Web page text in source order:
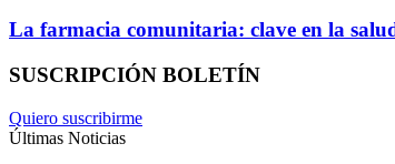
La farmacia comunitaria: clave en la
SUSCRIPCIÓN BOLETÍN
Quiero suscribirme
Últimas Noticias